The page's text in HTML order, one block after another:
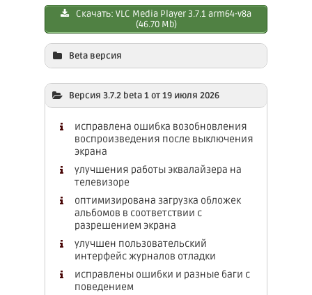
Скачать: VLC Media Player 3.7.1 arm64-v8a
(46.70 Mb)
Beta версия
Скачать: VLC Mediа Plаyer 3.7.2 beta 1
armeabi-v7a (47.20 Mb)
Скачать: VLC Media Plаyer 3.7.2 beta 1
arm64-v8a (48.60 Mb)
Версия 3.7.2 beta 1 от 19 июля 2026
исправлена ​​ошибка возобновления
воспроизведения после выключения
экрана
улучшения работы эквалайзера на
телевизоре
оптимизирована загрузка обложек
альбомов в соответствии с
разрешением экрана
улучшен пользовательский
интерфейс журналов отладки
исправлены ошибки и разные баги с
поведением